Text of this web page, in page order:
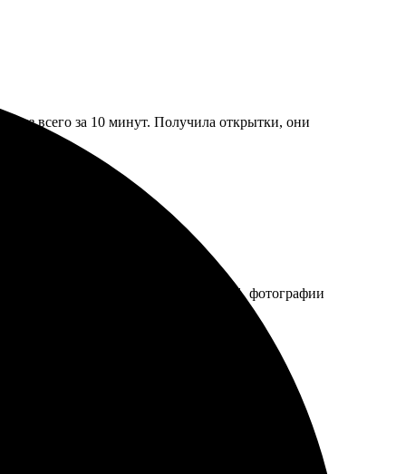
всего за 10 минут. Получила открытки, они
Доставка оказалась быстрой, фотографии
что есть множество вариантов. Картинки вышли